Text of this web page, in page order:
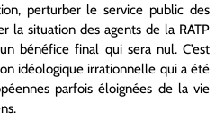
perturber le service public des
la situation des agents de la RATP
bénéfice final qui sera nul. C’est
idéologique irrationnelle qui a été
parfois éloignées de la vie